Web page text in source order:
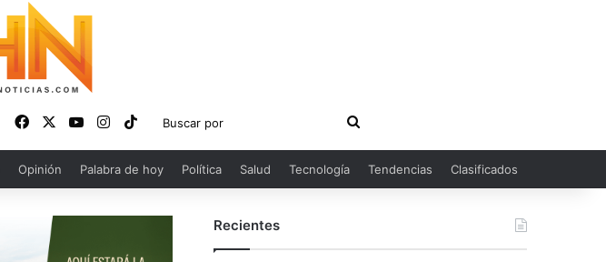
FacebookYouTubeInstagram
TikTok
Buscar
por
Opinión Palabra de hoy Política Salud Tecnología Tendencias Clasificados
Recientes